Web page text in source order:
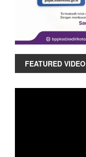
FEATURED VIDEO